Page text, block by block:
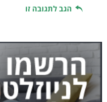
הגב לתגובה זו